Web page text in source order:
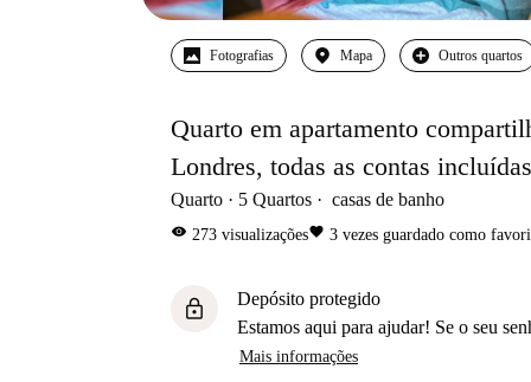
Fotografias Mapa Outros quartos
Quarto em apartamento
Londres, todas as contas incluídas
Quarto 5 Quartos casas de banho
visibility 273 visualizaçõesfavorite 3 vezes guardado como
lock
Depósito protegido
Estamos aqui para ajudar! Se o seu
Mais informações